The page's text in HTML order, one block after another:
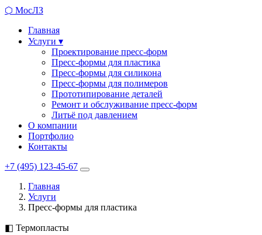
⬡ МосЛЗ
Главная
Услуги ▾
Проектирование пресс-форм
Пресс-формы для пластика
Пресс-формы для силикона
Пресс-формы для полимеров
Прототипирование деталей
Ремонт и обслуживание пресс-форм
Литьё под давлением
О компании
Портфолио
Контакты
+7 (495) 123-45-67
Главная
Услуги
Пресс-формы для пластика
◧ Термопласты